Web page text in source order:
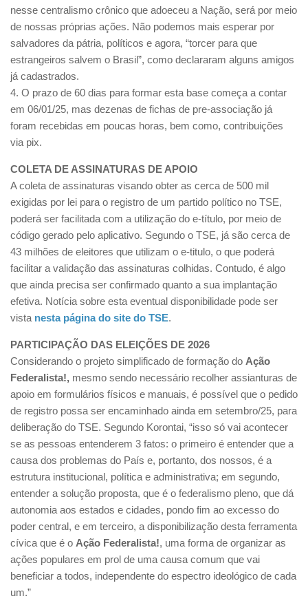
nesse centralismo crônico que adoeceu a Nação, será por meio
de nossas próprias ações. Não podemos mais esperar por
salvadores da pátria, políticos e agora, “torcer para que
estrangeiros salvem o Brasil”, como declararam alguns amigos
já cadastrados.
4. O prazo de 60 dias para formar esta base começa a contar
em 06/01/25, mas dezenas de fichas de pre-associação já
foram recebidas em poucas horas, bem como, contribuições
via pix.
COLETA DE ASSINATURAS DE APOIO
A coleta de assinaturas visando obter as cerca de 500 mil
exigidas por lei para o registro de um partido político no TSE,
poderá ser facilitada com a utilização do e-título, por meio de
código gerado pelo aplicativo. Segundo o TSE, já são cerca de
43 milhões de eleitores que utilizam o e-titulo, o que poderá
facilitar a validação das assinaturas colhidas. Contudo, é algo
que ainda precisa ser confirmado quanto a sua implantação
efetiva. Notícia sobre esta eventual disponibilidade pode ser
vista nesta página do site do TSE.
PARTICIPAÇÃO DAS ELEIÇÕES DE 2026
Considerando o projeto simplificado de formação do Ação
Federalista!, mesmo sendo necessário recolher assianturas de
apoio em formulários físicos e manuais, é possível que o pedido
de registro possa ser encaminhado ainda em setembro/25, para
deliberação do TSE. Segundo Korontai, “isso só vai acontecer
se as pessoas entenderem 3 fatos: o primeiro é entender que a
causa dos problemas do País e, portanto, dos nossos, é a
estrutura institucional, política e administrativa; em segundo,
entender a solução proposta, que é o federalismo pleno, que dá
autonomia aos estados e cidades, pondo fim ao excesso do
poder central, e em terceiro, a disponibilização desta ferramenta
cívica que é o Ação Federalista!, uma forma de organizar as
ações populares em prol de uma causa comum que vai
beneficiar a todos, independente do espectro ideológico de cada
um.”